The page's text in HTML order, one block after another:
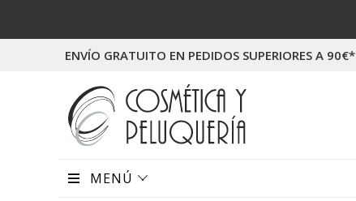
ENVÍO GRATUITO EN PEDIDOS SUPERIORES A 90€*
MENÚ